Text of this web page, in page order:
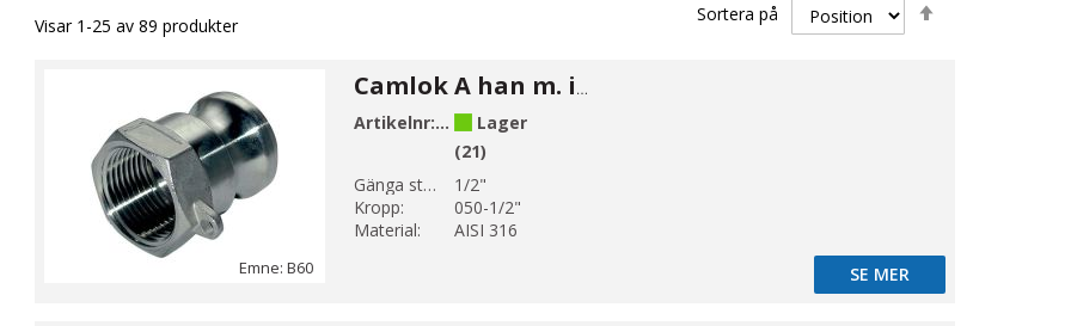
Visar 1-25 av 89 produkter
Sortera på
Emne: B60
Camlok A han m. inv 1/2"
Artikelnr:B60-4Lager
(21)
Gänga storlek 1:
1/2"
Kropp:
050-1/2"
Material:
AISI 316
SE MER